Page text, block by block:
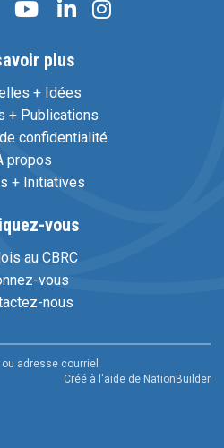
plus
+ Idées
+ Publications
confidentialité
propos
+ Initiatives
vous
au CBRC
vous
nous
adresse courriel
Créé à l'aide de NationBuilder